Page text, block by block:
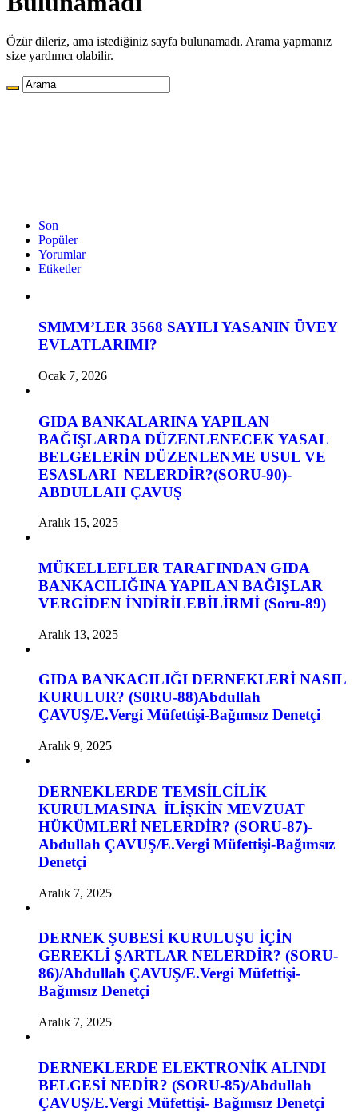
Özür dileriz, ama istediğiniz sayfa bulunamadı. Arama yapmanız
size yardımcı olabilir.
Son
Popüler
Yorumlar
Etiketler
SMMM’LER 3568 SAYILI YASANIN ÜVEY
EVLATLARIMI?
Ocak 7, 2026
GIDA BANKALARINA YAPILAN
BAĞIŞLARDA DÜZENLENECEK YASAL
BELGELERİN DÜZENLENME USUL VE
ESASLARI NELERDİR?(SORU-90)-
ABDULLAH ÇAVUŞ
Aralık 15, 2025
MÜKELLEFLER TARAFINDAN GIDA
BANKACILIĞINA YAPILAN BAĞIŞLAR
VERGİDEN İNDİRİLEBİLİRMİ (Soru-89)
Aralık 13, 2025
GIDA BANKACILIĞI DERNEKLERİ NASIL
KURULUR? (S0RU-88)Abdullah
ÇAVUŞ/E.Vergi Müfettişi-Bağımsız Denetçi
Aralık 9, 2025
DERNEKLERDE TEMSİLCİLİK
KURULMASINA İLİŞKİN MEVZUAT
HÜKÜMLERİ NELERDİR? (SORU-87)-
Abdullah ÇAVUŞ/E.Vergi Müfettişi-Bağımsız
Denetçi
Aralık 7, 2025
DERNEK ŞUBESİ KURULUŞU İÇİN
GEREKLİ ŞARTLAR NELERDİR? (SORU-
86)/Abdullah ÇAVUŞ/E.Vergi Müfettişi-
Bağımsız Denetçi
Aralık 7, 2025
DERNEKLERDE ELEKTRONİK ALINDI
BELGESİ NEDİR? (SORU-85)/Abdullah
ÇAVUŞ/E.Vergi Müfettişi- Bağımsız Denetçi